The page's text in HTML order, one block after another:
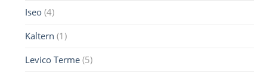
Iseo (4)
Kaltern (1)
Levico Terme (5)